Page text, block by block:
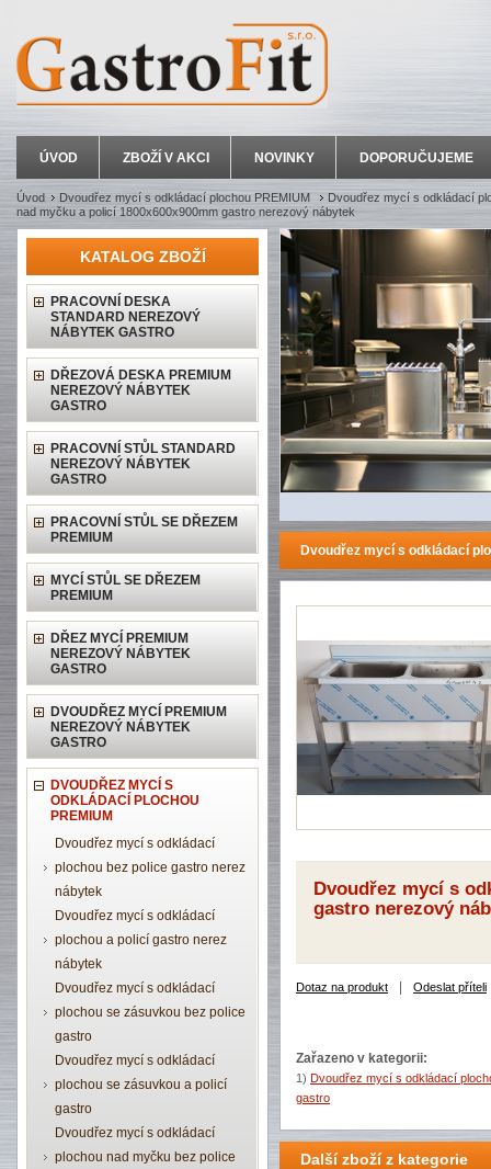
ÚVOD ZBOŽÍ V AKCI NOVINKY DOPORUČUJEME
Úvod Dvoudřez mycí s odkládací plochou PREMIUM
Dvoudřez mycí s odkládací
nad myčku a policí 1800x600x900mm gastro nerezový nábytek
KATALOG ZBOŽÍ
PRACOVNÍ DESKA
STANDARD NEREZOVÝ
NÁBYTEK GASTRO
DŘEZOVÁ DESKA PREMIUM
NEREZOVÝ NÁBYTEK
GASTRO
PRACOVNÍ STŮL STANDARD
NEREZOVÝ NÁBYTEK
GASTRO
PRACOVNÍ STŮL SE DŘEZEM
PREMIUM
MYCÍ STŮL SE DŘEZEM
PREMIUM
DŘEZ MYCÍ PREMIUM
NEREZOVÝ NÁBYTEK
GASTRO
DVOUDŘEZ MYCÍ PREMIUM
NEREZOVÝ NÁBYTEK
GASTRO
DVOUDŘEZ MYCÍ S
ODKLÁDACÍ PLOCHOU
PREMIUM
Dvoudřez mycí s odkládací
plochou bez police gastro nerez
nábytek
Dvoudřez mycí s odkládací
plochou a policí gastro nerez
nábytek
Dvoudřez mycí s odkládací
plochou se zásuvkou bez police
gastro
Dvoudřez mycí s odkládací
plochou se zásuvkou a policí
gastro
Dvoudřez mycí s odkládací
plochou nad myčku bez police
Dvoudřez mycí s odkládací
Dvoudřez mycí s
gastro nerezový
Dotaz na produkt Odeslat příteli
Zařazeno v kategorii:
1) Dvoudřez mycí s odkládací
gastro
Další zboží z kategorie